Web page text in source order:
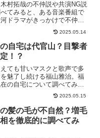
村拓哉の不仲説や共演NG説
てみると、ある音楽番組で
ドラマがきっかけで不仲に
う噂も・・意外にもラジオで
とに言及したこともあっ
2025.05.14
自宅は代官山？目撃者
！？
ても甘いマスクと歌声で多
魅了し続ける福山雅治。福
の自宅について調べてみま
に発生した、福山雅治が住ん
マンションにストーカーが侵
た事件についても書いてい
最後まで読ん...
2025.05.15
髪の毛が不自然？増毛
を徹底的に調べてみ